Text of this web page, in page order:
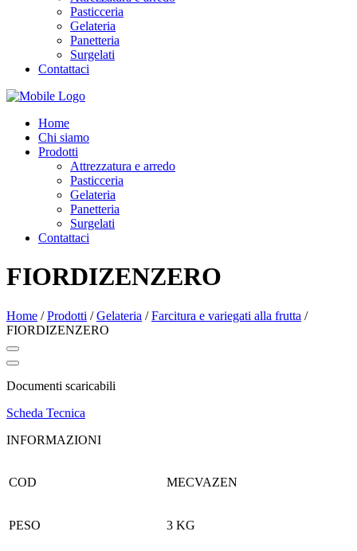
Pasticceria
Gelateria
Panetteria
Surgelati
Contattaci
Home
Chi siamo
Prodotti
Attrezzatura e arredo
Pasticceria
Gelateria
Panetteria
Surgelati
Contattaci
FIORDIZENZERO
Home /Prodotti /Gelateria /Farcitura e variegati alla frutta /
FIORDIZENZERO
Documenti scaricabili
Scheda Tecnica
INFORMAZIONI
COD MECVAZEN
PESO 3 KG